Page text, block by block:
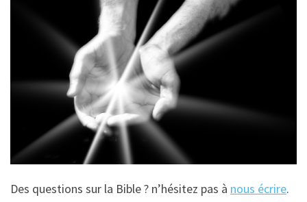
Des questions sur la Bible ? n’hésitez pas à nous écrire.